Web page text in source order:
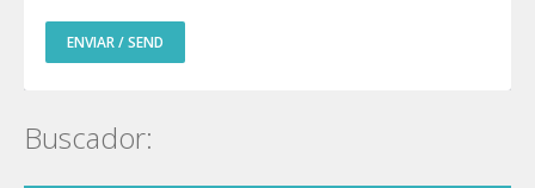
ENVIAR / SEND
Buscador: